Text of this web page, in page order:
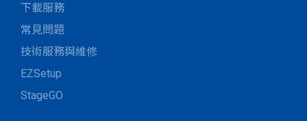
下載服務
常見問題
技術服務與維修
EZSetup
StageGO